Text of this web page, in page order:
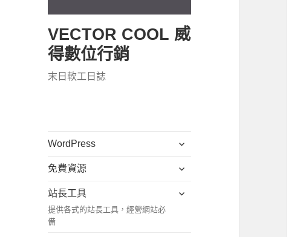
VECTOR COOL 威
得數位行銷
末日軟工日誌
WordPress
展
子
免費資源
展
子
站長工具
提供各式的站長工具，經營網站必
備
展